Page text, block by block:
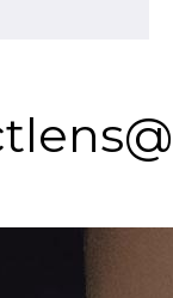
@colorvisioncontactlens